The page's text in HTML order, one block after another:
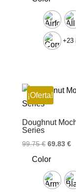
+23
¡Oferta!
Doughnut
Series
99.75€ El
era:
99.75 €.
69.83 €El
es:
Color